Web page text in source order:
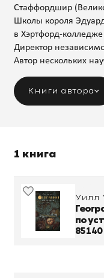
Стаффордшир
Школы короля
в Хэртфорд-
Директор
Автор нескольких
Книги автора
1 книга
Уилл
по
85